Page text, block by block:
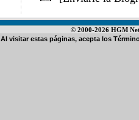
© 2000-2026 HGM
Al visitar estas páginas, acepta los